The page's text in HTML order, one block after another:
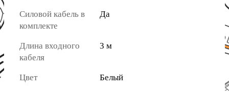
Силовой кабель в
комплекте
Да
Длина входного
кабеля
3 м
Цвет Белый